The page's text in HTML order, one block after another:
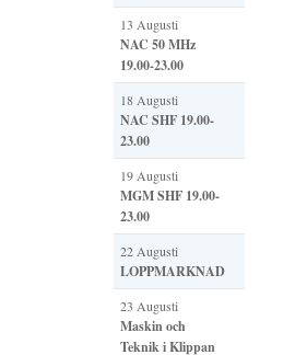
13 Augusti
NAC 50 MHz
19.00-23.00
18 Augusti
NAC SHF 19.00-
23.00
19 Augusti
MGM SHF 19.00-
23.00
22 Augusti
LOPPMARKNAD
23 Augusti
Maskin och
Teknik i Klippan